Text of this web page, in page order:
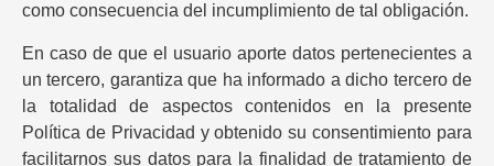
como consecuencia del incumplimiento de tal obligación.
En caso de que el usuario aporte datos pertenecientes a
un tercero, garantiza que ha informado a dicho tercero de
la totalidad de aspectos contenidos en la presente
Política de Privacidad y obtenido su consentimiento para
facilitarnos sus datos para la finalidad de tratamiento de